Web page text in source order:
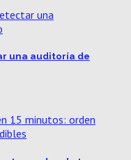
una auditoría de